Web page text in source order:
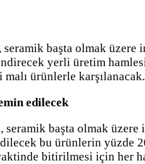
başta olmak üzere
yerli üretim hamlesi
ürünlerle
edilecek
başta olmak
bu ürünlerin yüzde
bitirilmesi için her